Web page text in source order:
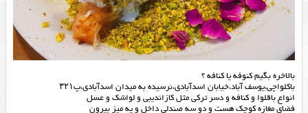
بالاخره بگیم کنوفه یا کنافه ؟
باکلواچی،یوسف آباد،خیابان اسدآبادی،نرسیده به میدان اسدآبادی،پ۳۲۱
انواع باقلوا و کنافه و دسر ترکی مثل کازاندیبی و لواشک و عسل
فضای مغازه کوچک هست و دو سه صندلی داخل و یه میز بیرون